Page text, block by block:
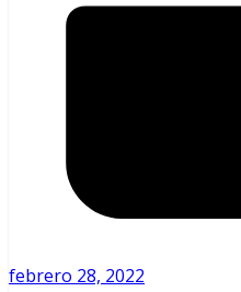
febrero 28, 2022